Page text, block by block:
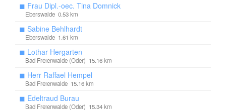
◼ Frau Dipl.-oec. Tina Domnick
Eberswalde 0.53 km
◼ Sabine Behlhardt
Eberswalde 1.61 km
◼ Lothar Hergarten
Bad Freienwalde (Oder) 15.16 km
◼ Herr Raffael Hempel
Bad Freienwalde 15.16 km
◼ Edeltraud Burau
Bad Freienwalde (Oder) 15.34 km